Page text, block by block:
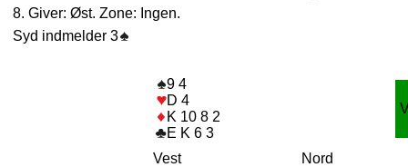
8. Giver: Øst. Zone: Ingen.
Syd indmelder 3
9 4
D 4
K 10 8 2
E K 6 3
Vest Nord